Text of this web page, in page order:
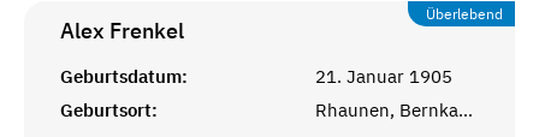
Überlebend
Alex Frenkel
Geburtsdatum:
21. Januar 1905
Geburtsort:
Rhaunen, Bernkastel, Rheinprovinz